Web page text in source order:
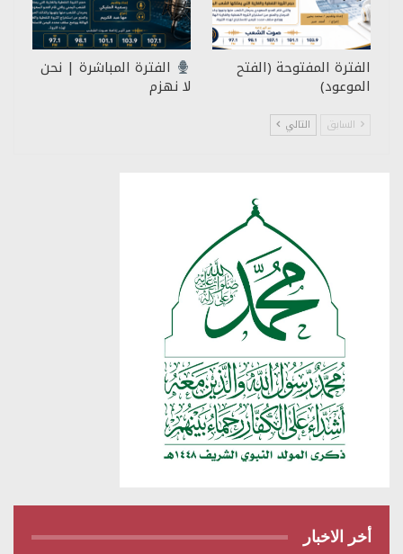
الفترة المفتوحة (الفتح
الموعود)
الفترة المباشرة | نحن
لا نهزم
السابق التالي
أخر الاخبار